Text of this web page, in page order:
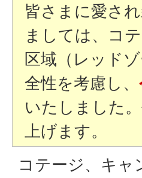
皆さまに愛さ
ましては、コ
区域（レッド
全性を考慮し、
いたしました
上げます。
コテージ、キャ